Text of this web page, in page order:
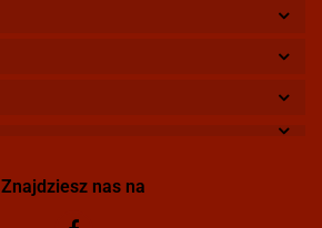
Znajdziesz nas na